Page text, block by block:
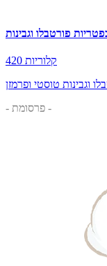
פורטבלו וגבינות
420 קלוריות
וגבינות טוסטי ופרמזן
- פרסומת -